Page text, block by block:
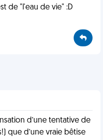
de "l'eau de vie" :D
d’une tentative de
que d’une vraie bêtise